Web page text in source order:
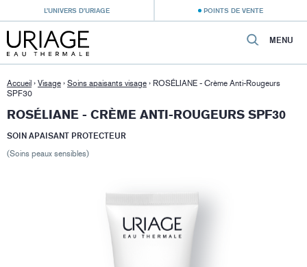
L’UNIVERS D’URIAGE POINTS DE VENTE
MENU
Accueil › Visage › Soins apaisants visage › ROSÉLIANE - Crème Anti-Rougeurs
SPF30
ROSÉLIANE - CRÈME ANTI-ROUGEURS SPF30
SOIN APAISANT PROTECTEUR
(Soins peaux sensibles)